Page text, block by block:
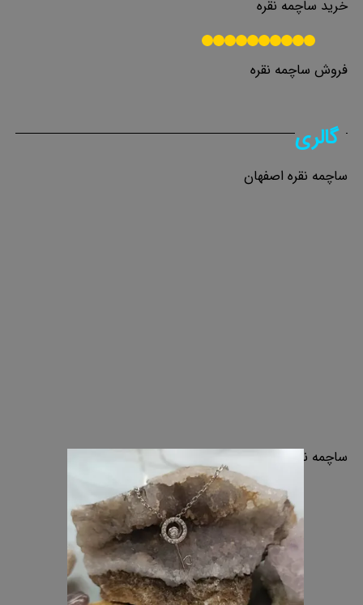
خرید ساچمه نقره
فروش ساچمه نقره
گالری
ساچمه نقره اصفهان
ساچمه نقره اصفهان